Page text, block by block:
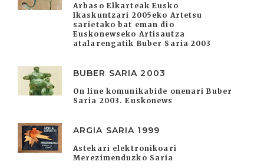
Arbaso Elkarteak Eusko
Ikaskuntzari 2005eko Artetsu
sarietako bat eman dio
Euskonewseko Artisautza
atalarengatik Buber Saria 2003
BUBER SARIA 2003
On line komunikabide onenari Buber
Saria 2003. Euskonews
ARGIA SARIA 1999
Astekari elektronikoari
Merezimenduzko Saria